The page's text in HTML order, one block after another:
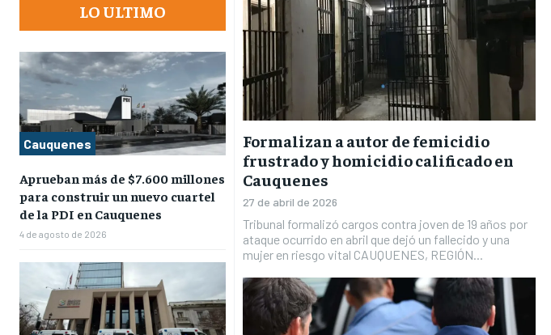
LO ULTIMO
Cauquenes
Aprueban más de $7.600 millones
para construir un nuevo cuartel
de la PDI en Cauquenes
4 de agosto de 2026
Formalizan a autor de femicidio
frustrado y homicidio calificado en
Cauquenes
27 de abril de 2026
Tribunal formalizó cargos contra joven de 19 años por
ataque ocurrido en abril que dejó un fallecido y una
mujer en riesgo vital CAUQUENES, REGIÓN...